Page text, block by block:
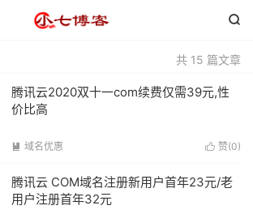

共 15 篇文章
腾讯云2020双十一com续费仅需39元,性
价比高
 赞(0)
 域名优惠
腾讯云 COM域名注册新用户首年23元/老
用户注册首年32元